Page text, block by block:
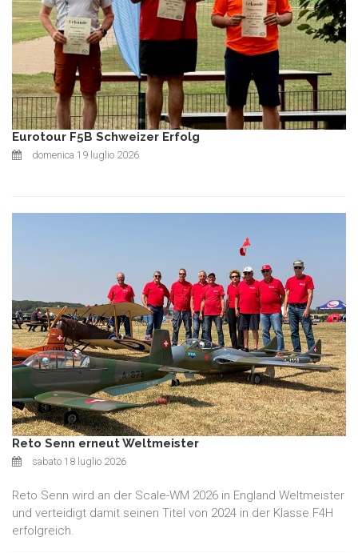
Eurotour F5B Schweizer Erfolg
domenica 19 luglio 2026
Reto Senn erneut Weltmeister
sabato 18 luglio 2026
Reto Senn wird an der Scale-WM 2026 in England Weltmeister
und verteidigt damit seinen Titel von 2024 in der Klasse F4H
erfolgreich.